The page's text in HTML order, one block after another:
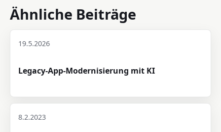
Ähnliche Beiträge
19.5.2026
Legacy-App-Modernisierung mit KI
8.2.2023